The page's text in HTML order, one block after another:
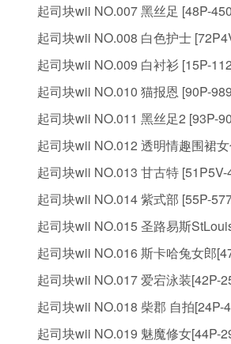
起司块wii NO.007 黑丝足 [48P-
起司块wii NO.008 白色护士
起司块wii NO.009 白衬衫 [15P-
起司块wii NO.010 猫报恩 [90P-
起司块wii NO.011 黑丝足2 [93P-
起司块wii NO.012 透明情趣围裙
起司块wii NO.013 甘古特
起司块wii NO.014 紫式部 [55P-
起司块wii NO.015 圣路易斯
起司块wii NO.016 斯卡哈兔女郎
起司块wii NO.017 爱宕泳装[42P-
起司块wii NO.018 柴郡 自拍[24P-
起司块wii NO.019 魅魔修女[44P-